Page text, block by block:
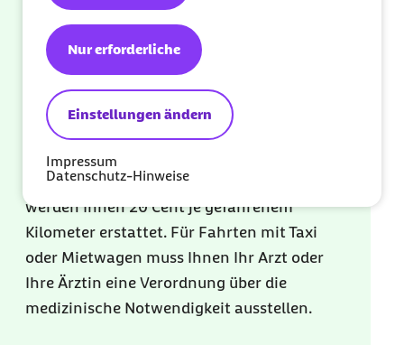
Einstellungen ändern
Nur erforderliche
Impressum
Datenschutz-Hinweise
Verkehrsmitteln werden die Kosten für Ihr
Ticket übernommen. Bitte nutzen Sie
mögliche Fahrpreisermäßigungen. Fahren
Sie mit der Deutschen Bahn, erhalten Sie
grundsätzlich den Preis für die 2. Klasse
erstattet.
Nutzen Sie für die Fahrt einen privaten PKW,
werden Ihnen 20 Cent je gefahrenem
Kilometer erstattet. Für Fahrten mit Taxi
oder Mietwagen muss Ihnen Ihr Arzt oder
Ihre Ärztin eine Verordnung über die
medizinische Notwendigkeit ausstellen.